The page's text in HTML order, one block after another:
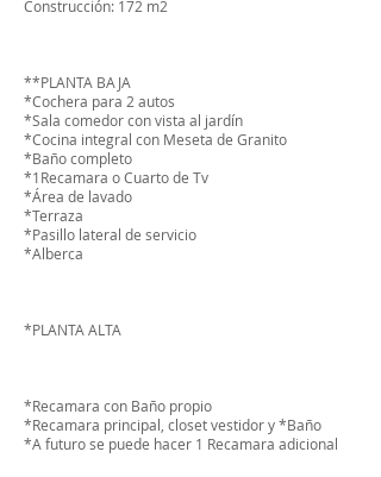
Construcción: 172 m2
**PLANTA BAJA
*Cochera para 2 autos
*Sala comedor con vista al jardín
*Cocina integral con Meseta de Granito
*Baño completo
*1Recamara o Cuarto de Tv
*Área de lavado
*Terraza
*Pasillo lateral de servicio
*Alberca
*PLANTA ALTA
*Recamara con Baño propio
*Recamara principal, closet vestidor y *Baño
*A futuro se puede hacer 1 Recamara adicional